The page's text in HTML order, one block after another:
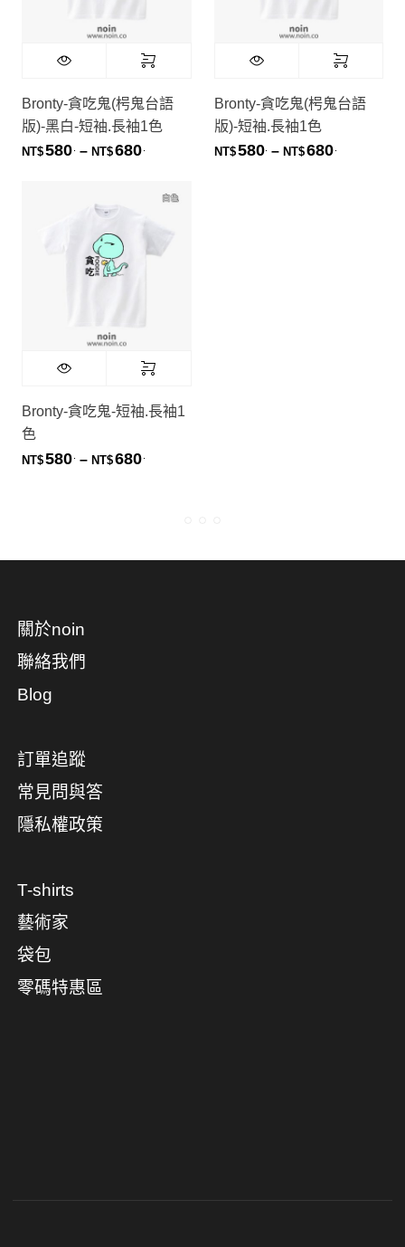
Bronty-貪吃鬼(枵鬼台語
版)-黑白-短袖.長袖1色
NT$580 – NT$680價格範圍：NT$580. 到 NT$680.
Bronty-貪吃鬼(枵鬼台語
版)-短袖.長袖1色
NT$580 – NT$680
Bronty-貪吃鬼-短袖.長袖1
色
NT$580 – NT$680價格範圍：NT$580. 到 NT$680.
關於noin
聯絡我們
Blog
訂單追蹤
常見問與答
隱私權政策
T-shirts
藝術家
袋包
零碼特惠區